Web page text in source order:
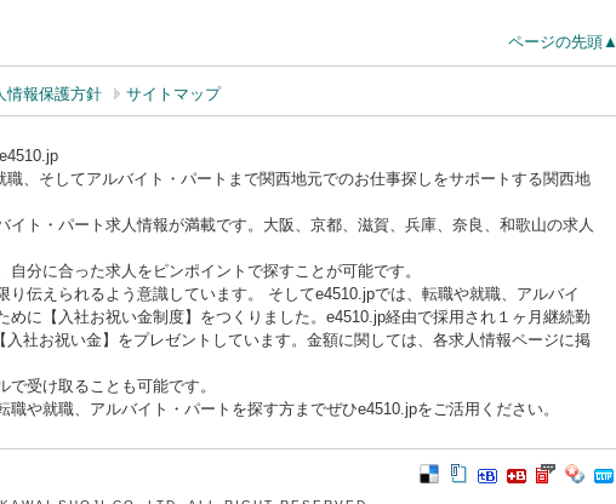
ページの先頭▲
情報保護方針 サイトマップ
、そしてアルバイト・パートまで関西地元でのお仕事探しをサポートする関西地
ト・パート求人情報が満載です。大阪、京都、滋賀、兵庫、奈良、和歌山の求人
分に合った求人をピンポイントで探すことが可能です。
伝えられるよう意識しています。 そしてe4510.jpでは、転職や就職、アルバイ
に【入社お祝い金制度】をつくりました。e4510.jp経由で採用され１ヶ月継続勤
社お祝い金】をプレゼントしています。金額に関しては、各求人情報ページに掲
受け取ることも可能です。
や就職、アルバイト・パートを探す方までぜひe4510.jpをご活用ください。